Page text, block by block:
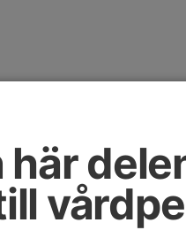
här